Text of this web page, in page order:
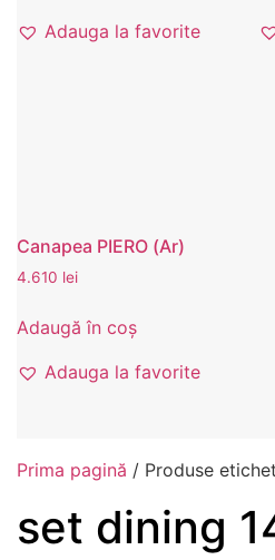
5.350 lei.
Adauga la favorite
Canapea PIERO (Ar)
4.610 lei
Adaugă în coș
Adauga la favorite
Prima pagină / Produse
set dining